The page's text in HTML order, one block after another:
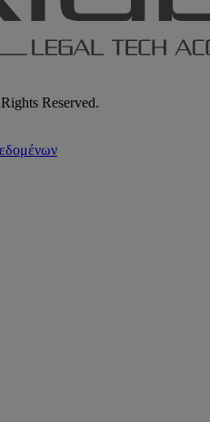
Reserved.